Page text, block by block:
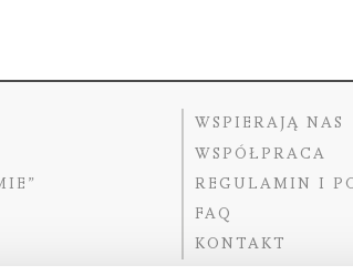
WSPIERAJĄ NAS
WSPÓŁPRACA
REGULAMIN I
FAQ
KONTAKT